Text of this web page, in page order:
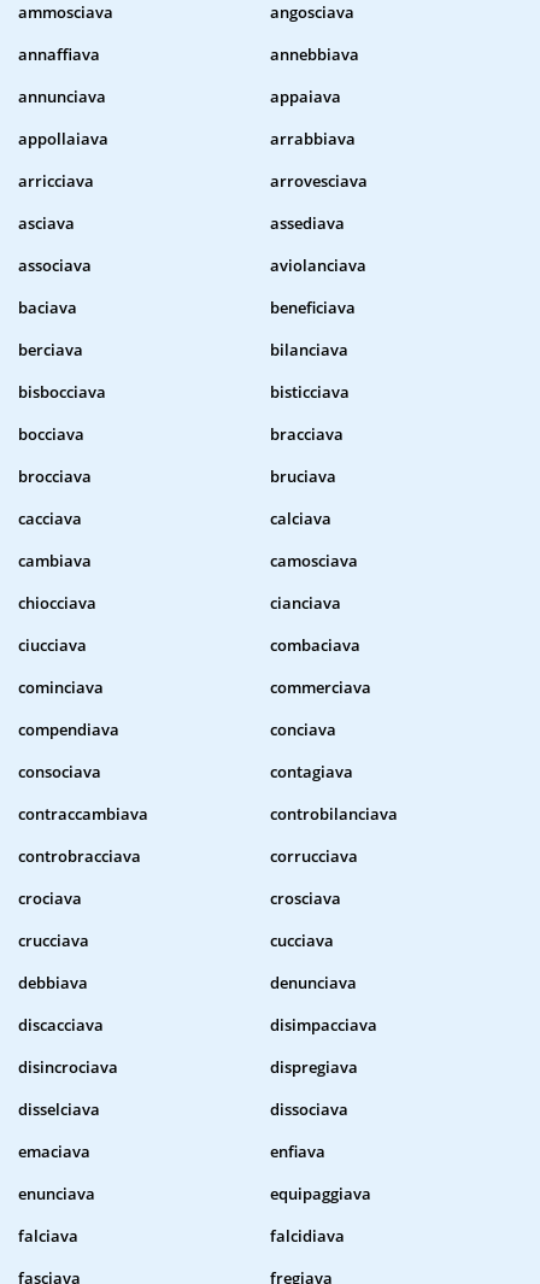
ammosciava
angosciava
annaffiava
annebbiava
annunciava
appaiava
appollaiava
arrabbiava
arricciava
arrovesciava
asciava
assediava
associava
aviolanciava
baciava
beneficiava
berciava
bilanciava
bisbocciava
bisticciava
bocciava
bracciava
brocciava
bruciava
cacciava
calciava
cambiava
camosciava
chiocciava
cianciava
ciucciava
combaciava
cominciava
commerciava
compendiava
conciava
consociava
contagiava
contraccambiava
controbilanciava
controbracciava
corrucciava
crociava
crosciava
crucciava
cucciava
debbiava
denunciava
discacciava
disimpacciava
disincrociava
dispregiava
disselciava
dissociava
emaciava
enfiava
enunciava
equipaggiava
falciava
falcidiava
fasciava
fregiava